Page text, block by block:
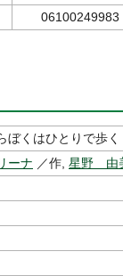
06100249983
ぼくはひとりで歩く
ーナ ／作, 星野 由